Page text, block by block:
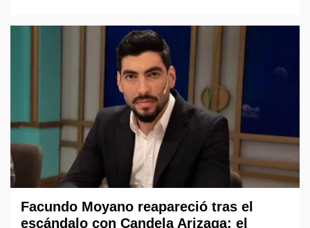
Facundo Moyano reapareció tras el
escándalo con Candela Arizaga: el